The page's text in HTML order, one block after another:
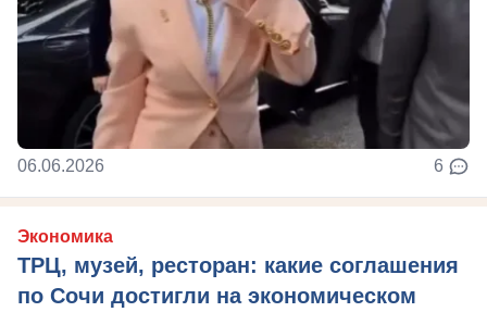
06.06.2026 6
Экономика
ТРЦ, музей, ресторан: какие соглашения
по Сочи достигли на экономическом